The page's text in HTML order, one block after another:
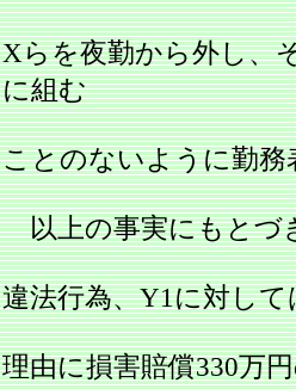
Xらを夜勤から外し、
に組む
ことのないように勤務
以上の事実にもとづ
違法行為、Y1に対し
理由に損害賠償330万